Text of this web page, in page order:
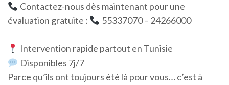
Contactez-nous dès maintenant pour une
évaluation gratuite :
55337070 – 24266000
Intervention rapide partout en Tunisie
Disponibles 7j/7
Parce qu’ils ont toujours été là pour vous… c’est à